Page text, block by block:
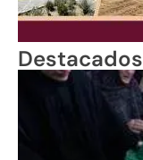
Destacados